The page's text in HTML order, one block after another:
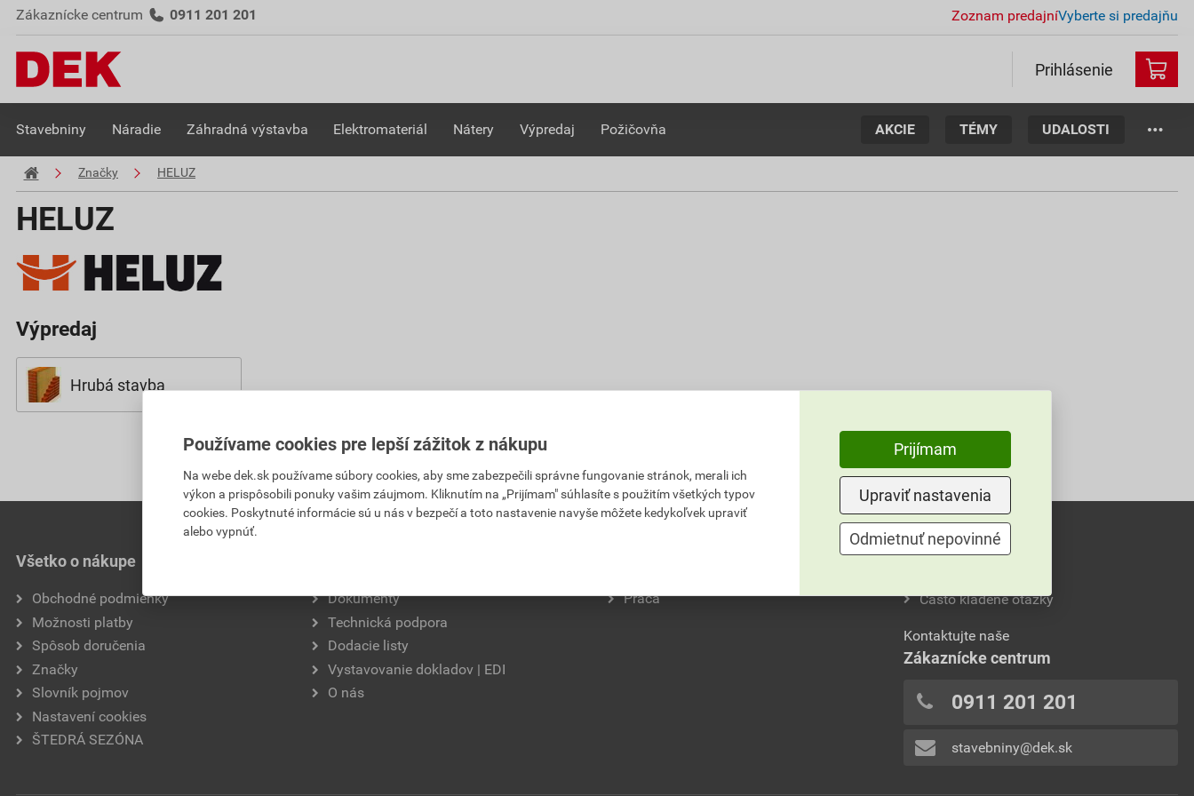
Zákaznícke centrum 0911 201 201 Zoznam predajníVyberte si predajňu
Prihlásenie
Stavebniny Náradie Záhradná výstavba Elektromateriál Nátery Výpredaj Požičovňa AKCIE TÉMY UDALOSTI
Značky HELUZ
HELUZ
Výpredaj
Hrubá stavba
Všetko o nákupe
Obchodné podmienky
Možnosti platby
Spôsob doručenia
Značky
Slovník pojmov
Nastavení cookies
ŠTEDRÁ SEZÓNA
Dokumenty
Technická podpora
Dodacie listy
Vystavovanie dokladov | EDI
O nás
Práca
Neviete si rady?
Často kladené otázky
Kontaktujte naše
Zákaznícke centrum
0911 201 201
stavebniny@dek.sk
Používame cookies pre lepší zážitok z nákupu
Na webe dek.sk používame súbory cookies, aby sme zabezpečili správne fungovanie stránok, merali ich
výkon a prispôsobili ponuky vašim záujmom. Kliknutím na „Prijímam" súhlasíte s použitím všetkých typov
cookies. Poskytnuté informácie sú u nás v bezpečí a toto nastavenie navyše môžete kedykoľvek upraviť
alebo vypnúť.
Prijímam
Upraviť nastavenia
Odmietnuť nepovinné